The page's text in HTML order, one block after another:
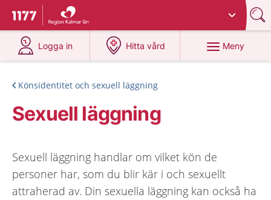
Till startsidan för 1177
Du har valt region
Logga in
på 1177.se
Hitta vård
på 1177.se
Meny
Könsidentitet och sexuell läggning
Sexuell läggning
Sexuell läggning handlar om vilket kön de
personer har, som du blir kär i och sexuellt
attraherad av. Din sexuella läggning kan också ha